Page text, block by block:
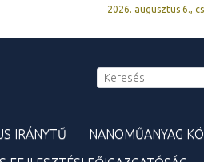
2026. augusztus 6.,
IRÁNYTŰ
NANOMŰANYAG